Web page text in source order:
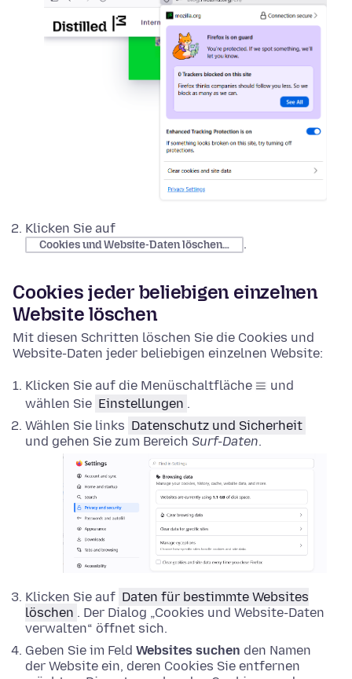
Klicken Sie auf
Cookies und Website-Daten löschen… .
Cookies jeder beliebigen einzelnen
Website löschen
Mit diesen Schritten löschen Sie die Cookies und
Website-Daten jeder beliebigen einzelnen Website:
Klicken Sie auf die Menüschaltfläche
und
wählen Sie Einstellungen .
Wählen Sie links Datenschutz und Sicherheit
und gehen Sie zum Bereich Surf-Daten.
Klicken Sie auf Daten für bestimmte Websites
löschen . Der Dialog „Cookies und Website-Daten
verwalten“ öffnet sich.
Geben Sie im Feld Websites suchen den Namen
der Website ein, deren Cookies Sie entfernen